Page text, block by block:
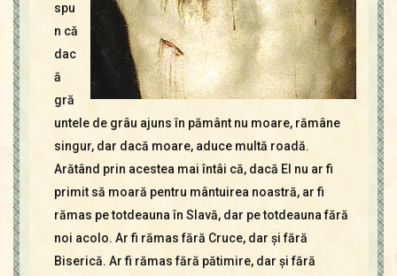
spu
n că
dac
ă
gră
untele de grâu ajuns în pământ nu moare, rămâne
singur, dar dacă moare, aduce multă roadă.
Arătând prin acestea mai întâi că, dacă El nu ar fi
primit să moară pentru mântuirea noastră, ar fi
rămas pe totdeauna în Slavă, dar pe totdeauna fără
noi acolo. Ar fi rămas fără Cruce, dar şi fără
Biserică. Ar fi rămas fără pătimire, dar şi fără